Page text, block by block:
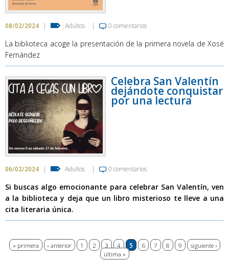
08/02/2024 | Adultos | 0 comentarios
La biblioteca acoge la presentación de la primera novela de Xosé
Fernández
Celebra San Valentín
dejándote conquistar
por una lectura
06/02/2024 | Adultos | 0 comentarios
Si buscas algo emocionante para celebrar San Valentín, ven
a la biblioteca y deja que un libro misterioso te lleve a una
cita literaria única.
Páginas
« primera ‹ anterior 1 2 3 4 5 6 7 8 9
siguiente ›
última »